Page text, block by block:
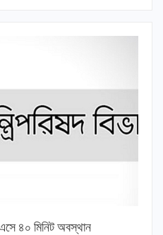
এসে ৪০ মিনিট অবস্থান